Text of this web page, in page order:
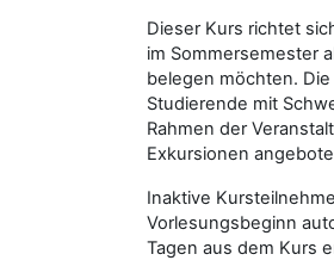
Dieser Kurs richtet
im Sommersemester
belegen möchten.
Studierende mit
Rahmen der
Exkursionen
Inaktive
Vorlesungsbeginn
Tagen aus dem Kurs